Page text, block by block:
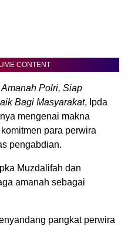
CONTENT
Polri, Siap
Bagi Masyarakat, Ipda
mengenai makna
para perwira
pengabdian.
Muzdalifah dan
amanah sebagai
pangkat perwira